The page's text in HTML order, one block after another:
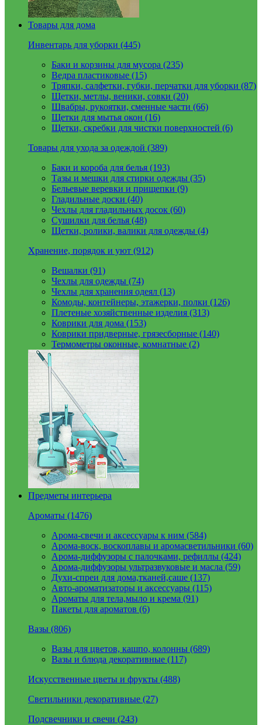
Товары для дома
Инвентарь для уборки (445)
Баки и корзины для мусора (235)
Ведра пластиковые (15)
Тряпки, салфетки, губки, перчатки для уборки (87)
Щетки, метлы, веники, совки (20)
Швабры, рукоятки, сменные части (66)
Щетки для мытья окон (16)
Щетки, скребки для чистки поверхностей (6)
Товары для ухода за одеждой (389)
Баки и короба для белья (193)
Тазы и мешки для стирки одежды (35)
Бельевые веревки и прищепки (9)
Гладильные доски (40)
Чехлы для гладильных досок (60)
Сушилки для белья (48)
Щетки, ролики, валики для одежды (4)
Хранение, порядок и уют (912)
Вешалки (91)
Чехлы для одежды (74)
Чехлы для хранения одеял (13)
Комоды, контейнеры, этажерки, полки (126)
Плетеные хозяйственные изделия (313)
Коврики для дома (153)
Коврики придверные, грязесборные (140)
Термометры оконные, комнатные (2)
Предметы интерьера
Ароматы (1476)
Арома-свечи и аксессуары к ним (584)
Арома-воск, воскоплавы и аромасветильники (60)
Арома-диффузоры с палочками, рефиллы (424)
Арома-диффузоры ультразвуковые и масла (59)
Духи-спреи для дома,тканей,саше (137)
Авто-ароматизаторы и аксессуары (115)
Ароматы для тела,мыло и крема (91)
Пакеты для ароматов (6)
Вазы (806)
Вазы для цветов, кашпо, колонны (689)
Вазы и блюда декоративные (117)
Искусственные цветы и фрукты (488)
Светильники декоративные (27)
Подсвечники и свечи (243)